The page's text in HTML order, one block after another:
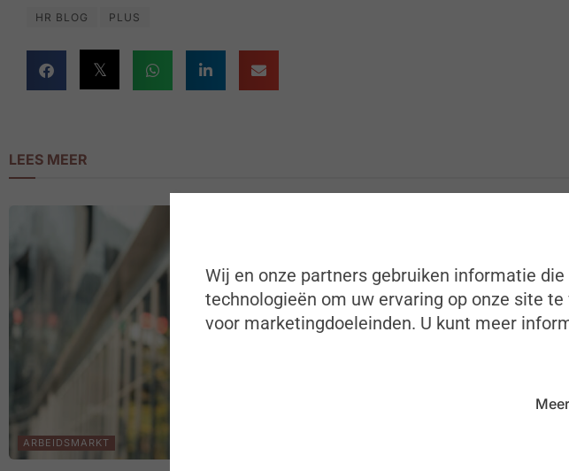
HR BLOG PLUS
LEES MEER
ARBEIDSMARKT
Wij en onze partners gebruiken informatie
technologieën om uw ervaring op onze site
voor marketingdoeleinden. U kunt meer